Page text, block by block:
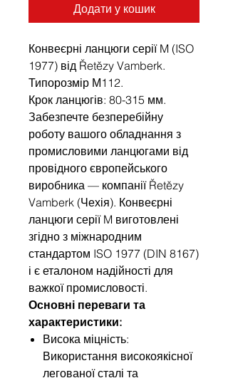
Додати у кошик
Конвеєрні ланцюги серії M (ISO
1977) від Řetězy Vamberk.
Типорозмір М112.
Крок ланцюгів: 80-315 мм.
Забезпечте безперебійну
роботу вашого обладнання з
промисловими ланцюгами від
провідного європейського
виробника — компанії Řetězy
Vamberk (Чехія). Конвеєрні
ланцюги серії M виготовлені
згідно з міжнародним
стандартом ISO 1977 (DIN 8167)
і є еталоном надійності для
важкої промисловості.
Основні переваги та
характеристики:
Висока міцність:
Використання високоякісної
легованої сталі та